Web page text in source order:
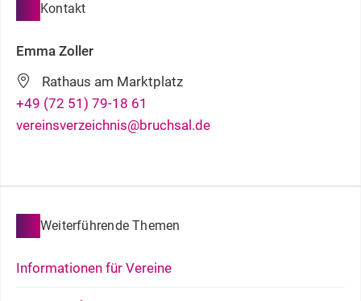
Kontakt
Emma Zoller
Rathaus am Marktplatz
vereinsverzeichnis@bruchsal.de
+49 (72 51) 79-18 61
Weiterführende Themen
Informationen für Vereine